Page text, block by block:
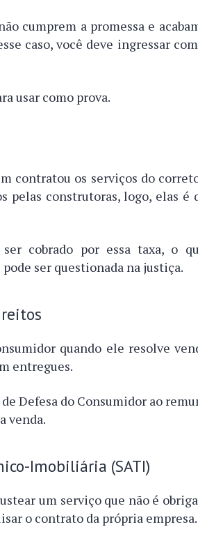
cumprem a promessa e
caso, você deve ingressar
usar como prova.
contratou os serviços do
pelas construtoras, logo, elas é
cobrado por essa taxa, o
pode ser questionada na justiça.
quando ele resolve
entregues.
Defesa do Consumidor ao
venda.
Imobiliária (SATI)
um serviço que não é
o contrato da própria empresa.